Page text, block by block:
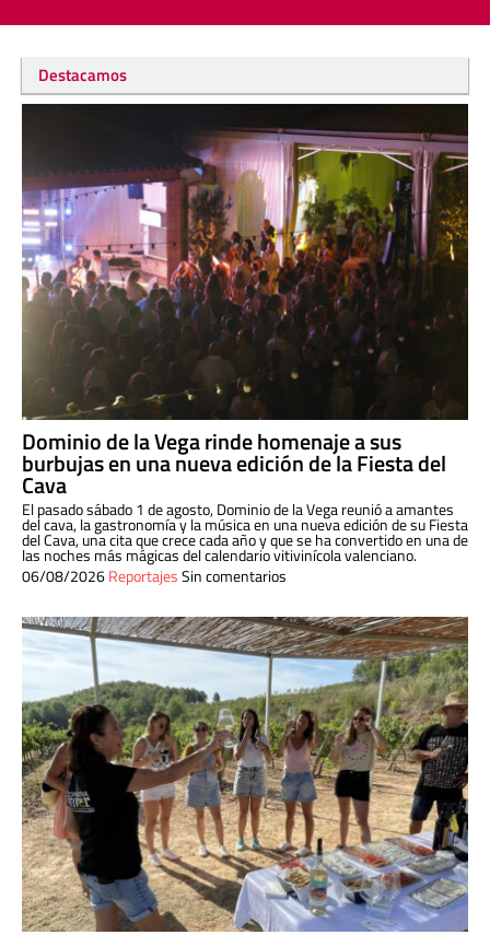
Destacamos
Dominio de la Vega rinde homenaje a sus
burbujas en una nueva edición de la Fiesta del
Cava
El pasado sábado 1 de agosto, Dominio de la Vega reunió a amantes
del cava, la gastronomía y la música en una nueva edición de su Fiesta
del Cava, una cita que crece cada año y que se ha convertido en una de
las noches más mágicas del calendario vitivinícola valenciano.
06/08/2026ReportajesSin comentarios